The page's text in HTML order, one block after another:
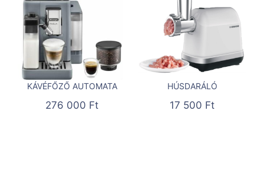
KÁVÉFŐZŐ AUTOMATA
276 000 Ft
HÚSDARÁLÓ
17 500 Ft